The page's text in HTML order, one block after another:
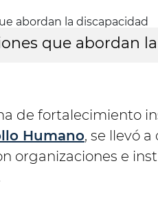
que abordan
de fortalecimiento
Humano, se llevó
organizaciones e